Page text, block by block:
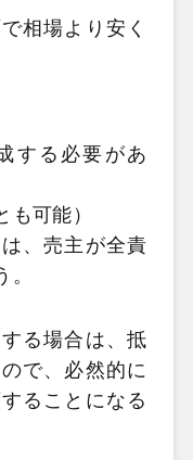
相場より安く
する必要があ
可能）
、売主が全責
る場合は、抵
で、必然的に
ることになる